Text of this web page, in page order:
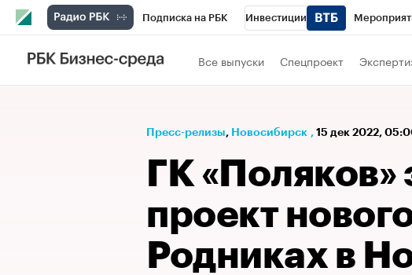
Подписка на РБК Инвестиции
РБК Вино
Проверка контрагентов
Все выпуски Спецпроект
Пресс-релизы⁠, Новосибирск , 15 дек 2022,
ГК «Поляков»
проект
Родниках в